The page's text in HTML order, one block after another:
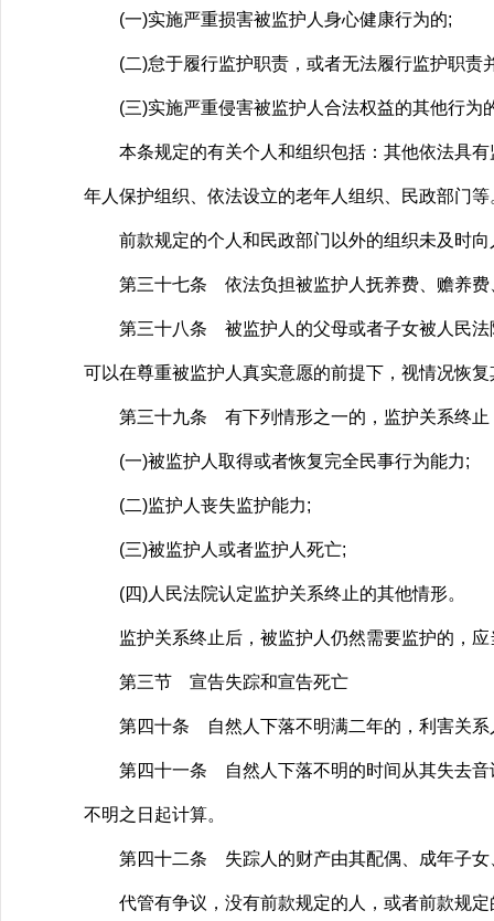
(一)实施严重损害被监护人身心健康行为的;
(二)怠于履行监护职责，或者无法履行监护职责
(三)实施严重侵害被监护人合法权益的其他行为
本条规定的有关个人和组织包括：其他依法具有
年人保护组织、依法设立的老年人组织、民政部门等
前款规定的个人和民政部门以外的组织未及时向
第三十七条 依法负担被监护人抚养费、赡养费
第三十八条 被监护人的父母或者子女被人民法
可以在尊重被监护人真实意愿的前提下，视情况恢
第三十九条 有下列情形之一的，监护关系终止
(一)被监护人取得或者恢复完全民事行为能力;
(二)监护人丧失监护能力;
(三)被监护人或者监护人死亡;
(四)人民法院认定监护关系终止的其他情形。
监护关系终止后，被监护人仍然需要监护的，应
第三节 宣告失踪和宣告死亡
第四十条 自然人下落不明满二年的，利害关系
第四十一条 自然人下落不明的时间从其失去音
不明之日起计算。
第四十二条 失踪人的财产由其配偶、成年子女
代管有争议，没有前款规定的人，或者前款规定